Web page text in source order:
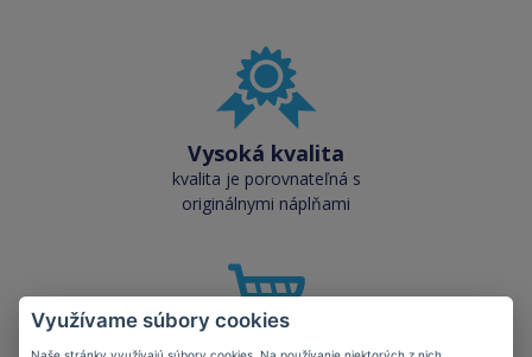
Vysoká kvalita
kvalita je porovnateľná s
originálnymi náplňami
Využívame súbory cookies